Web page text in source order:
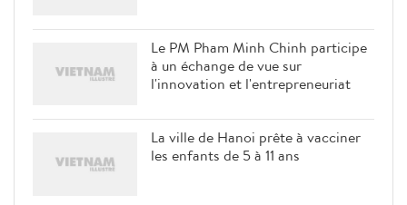
Le PM Pham Minh Chinh participe
à un échange de vue sur
l'innovation et l'entrepreneuriat
La ville de Hanoi prête à vacciner
les enfants de 5 à 11 ans